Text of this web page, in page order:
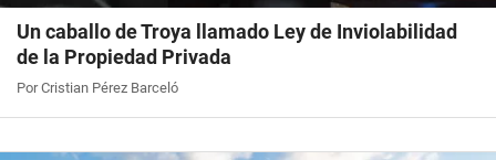
Un caballo de Troya llamado Ley de Inviolabilidad
de la Propiedad Privada
Por Cristian Pérez Barceló